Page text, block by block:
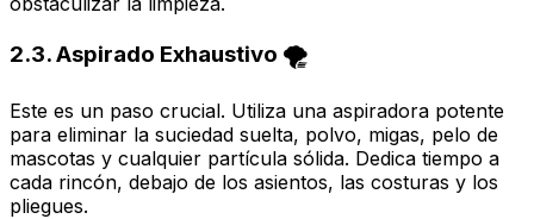
2.3. Aspirado Exhaustivo 🌪️
Este es un paso crucial. Utiliza una aspiradora potente
para eliminar la suciedad suelta, polvo, migas, pelo de
mascotas y cualquier partícula sólida. Dedica tiempo a
cada rincón, debajo de los asientos, las costuras y los
pliegues.